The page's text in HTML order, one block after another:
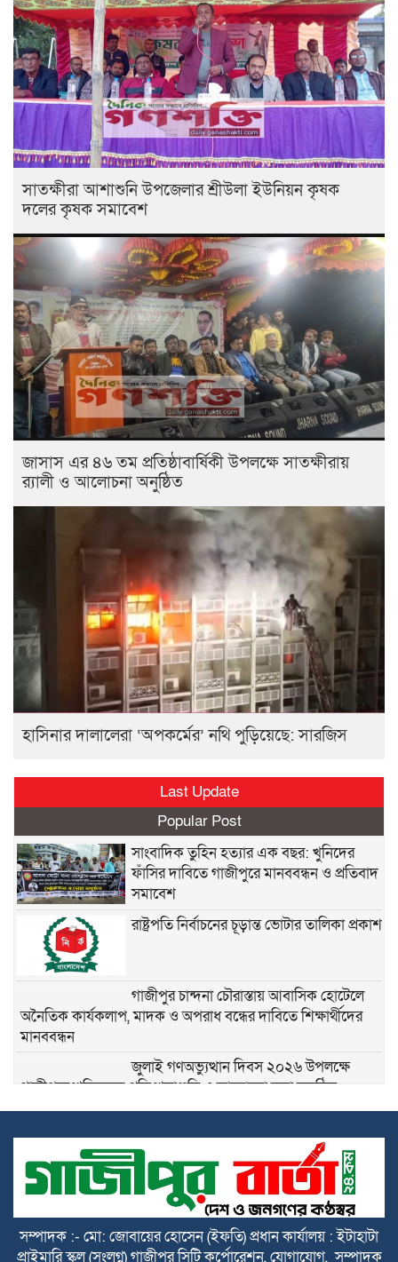
সাতক্ষীরা আশাশুনি উপজেলার শ্রীউলা ইউনিয়ন কৃষক
দলের কৃষক সমাবেশ
জাসাস এর ৪৬ তম প্রতিষ্ঠাবার্ষিকী উপলক্ষে সাতক্ষীরায়
র‍্যালী ও আলোচনা অনুষ্ঠিত
হাসিনার দালালেরা ‘অপকর্মের’ নথি পুড়িয়েছে: সারজিস
Last Update
Popular Post
সাংবাদিক তুহিন হত্যার এক বছর: খুনিদের
ফাঁসির দাবিতে গাজীপুরে মানববন্ধন ও প্রতিবাদ
সমাবেশ
রাষ্ট্রপতি নির্বাচনের চূড়ান্ত ভোটার তালিকা প্রকাশ
গাজীপুর চান্দনা চৌরাস্তায় আবাসিক হোটেলে
অনৈতিক কার্যকলাপ, মাদক ও অপরাধ বন্ধের দাবিতে শিক্ষার্থীদের
মানববন্ধন
জুলাই গণঅভ্যুত্থান দিবস ২০২৬ উপলক্ষে
গাজীপুরে শহিদদের প্রতি শ্রদ্ধাঞ্জলি ও আলোচনা সভা অনুষ্ঠিত
৫ আগস্ট গণতন্ত্রকামী মানুষের বিজয়ের দিন,
শহীদদের আত্মত্যাগ বৃথা যায়নি
৫ আগস্ট ঘিরে নাশকতার সুনির্দিষ্ট কোনো তথ্য
নেই: ডিবি প্রধান
সম্পাদক :- মো: জোবায়ের হোসেন (ইফতি) প্রধান কার্যালয় : ইটাহাটা
প্রাইমারি স্কুল (সংলগ্ন) গাজীপুর সিটি কর্পোরেশন, যোগাযোগ, সম্পাদক